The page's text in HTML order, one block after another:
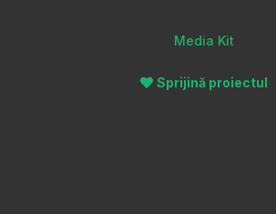
Media Kit
Sprijină proiectul